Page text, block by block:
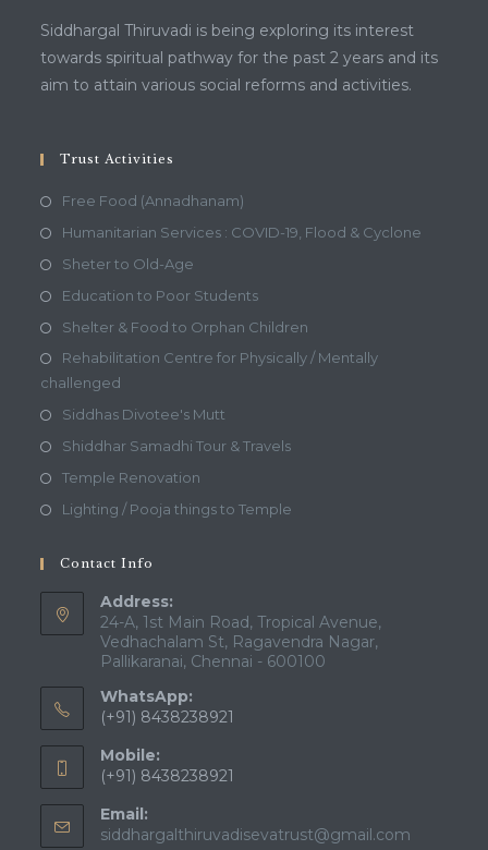
Siddhargal Thiruvadi is being exploring its interest
towards spiritual pathway for the past 2 years and its
aim to attain various social reforms and activities.
Trust Activities
Free Food (Annadhanam)
Humanitarian Services : COVID-19, Flood & Cyclone
Sheter to Old-Age
Education to Poor Students
Shelter & Food to Orphan Children
Rehabilitation Centre for Physically / Mentally
challenged
Siddhas Divotee's Mutt
Shiddhar Samadhi Tour & Travels
Temple Renovation
Lighting / Pooja things to Temple
Contact Info
Address:
24-A, 1st Main Road, Tropical Avenue,
Vedhachalam St, Ragavendra Nagar,
Pallikaranai, Chennai - 600100
WhatsApp:
(+91) 8438238921
Mobile:
(+91) 8438238921
Email:
siddhargalthiruvadisevatrust@gmail.com